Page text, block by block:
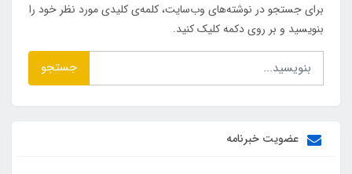
برای جستجو در نوشته‌های وب‌سایت، کلمه‌ی کلیدی مورد نظر خود را
بنویسید و بر روی دکمه کلیک کنید.
جستجو
عضویت خبرنامه